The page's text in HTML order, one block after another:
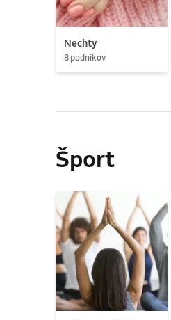
Nechty
8 podnikov
Šport